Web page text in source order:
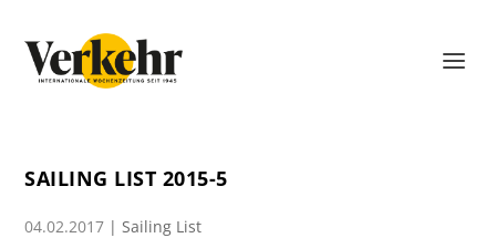
SAILING LIST 2015-5
04.02.2017 |Sailing List